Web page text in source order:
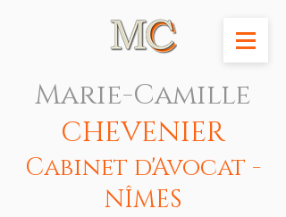
Marie-Camille
CHEVENIER
Cabinet d'Avocat -
NÎMES